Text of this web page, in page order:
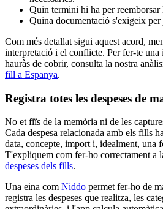
Quin termini hi ha per reemborsar
Quina documentació s'exigeix per
Com més detallat sigui aquest acord,
interpretació i el conflicte. Per fer-te una
hauràs de cobrir, consulta la nostra
fill a Espanya.
Registra totes les despeses de
No et fiïs de la memòria ni de les
Cada despesa relacionada amb els fills
data, concepte, import i, idealment, una
T'expliquem com fer-ho correctament a
despeses dels fills.
Una eina com Niddo permet fer-ho de
registra les despeses que realitza, les